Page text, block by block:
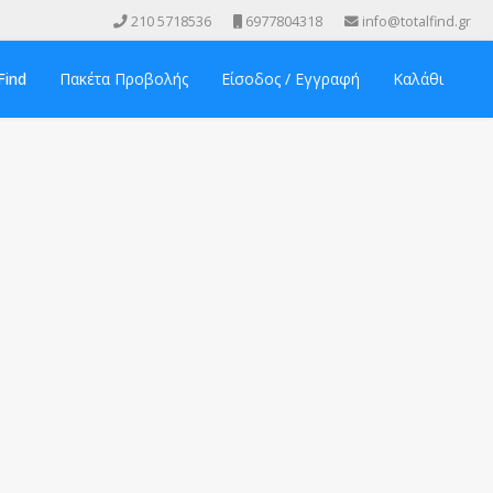
210 5718536 6977804318 info@totalfind.gr
Πακέτα Προβολής Είσοδος / Εγγραφή Καλάθι